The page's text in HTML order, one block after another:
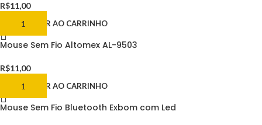
R$11,00
ADICIONAR AO CARRINHO
Mouse Sem Fio Altomex AL-9503
R$11,00
ADICIONAR AO CARRINHO
Mouse Sem Fio Bluetooth Exbom com Led